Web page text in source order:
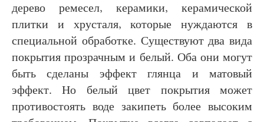
дерево ремесел, керамики, керамической
плитки и хрусталя, которые нуждаются в
специальной обработке. Существуют два вида
покрытия прозрачным и белый. Оба они могут
быть сделаны эффект глянца и матовый
эффект. Но белый цвет покрытия может
противостоять воде закипеть более высоким